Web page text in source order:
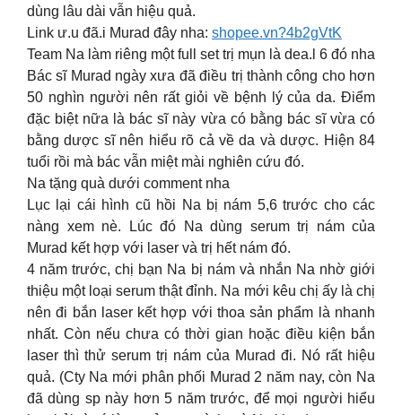
dùng lâu dài vẫn hiệu quả.
Link ư.u đã.i Murad đây nha: shopee.vn?4b2gVtK
Team Na làm riêng một full set trị mụn là dea.l 6 đó nha
Bác sĩ Murad ngày xưa đã điều trị thành công cho hơn
50 nghìn người nên rất giỏi về bệnh lý của da. Điểm
đặc biệt nữa là bác sĩ này vừa có bằng bác sĩ vừa có
bằng dược sĩ nên hiểu rõ cả về da và dược. Hiện 84
tuổi rồi mà bác vẫn miệt mài nghiên cứu đó.
Na tặng quà dưới comment nha
Lục lại cái hình cũ hồi Na bị nám 5,6 trước cho các
nàng xem nè. Lúc đó Na dùng serum trị nám của
Murad kết hợp với laser và trị hết nám đó.
4 năm trước, chị bạn Na bị nám và nhắn Na nhờ giới
thiệu một loại serum thật đỉnh. Na mới kêu chị ấy là chị
nên đi bắn laser kết hợp với thoa sản phẩm là nhanh
nhất. Còn nếu chưa có thời gian hoặc điều kiện bắn
laser thì thử serum trị nám của Murad đi. Nó rất hiệu
quả. (Cty Na mới phân phối Murad 2 năm nay, còn Na
đã dùng sp này hơn 5 năm trước, để mọi người hiểu